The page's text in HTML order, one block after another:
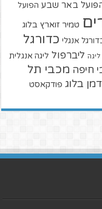
באר שבע הפועל
טמיר זוארץ בלוג
אנגלי כדורגל
ליברפול ליגה אנגלית
חיפה מכבי תל
בלוג פודקאסט